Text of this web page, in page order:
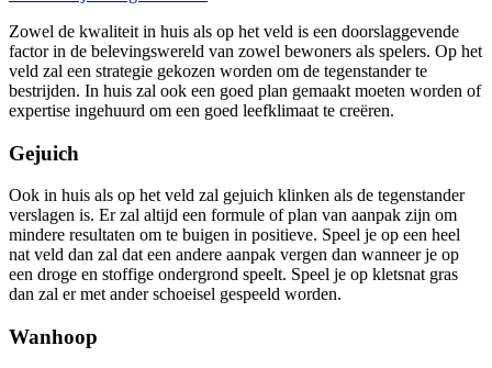
Zowel de kwaliteit in huis als op het veld is een doorslaggevende
factor in de belevingswereld van zowel bewoners als spelers. Op het
veld zal een strategie gekozen worden om de tegenstander te
bestrijden. In huis zal ook een goed plan gemaakt moeten worden of
expertise ingehuurd om een goed leefklimaat te creëren.
Gejuich
Ook in huis als op het veld zal gejuich klinken als de tegenstander
verslagen is. Er zal altijd een formule of plan van aanpak zijn om
mindere resultaten om te buigen in positieve. Speel je op een heel
nat veld dan zal dat een andere aanpak vergen dan wanneer je op
een droge en stoffige ondergrond speelt. Speel je op kletsnat gras
dan zal er met ander schoeisel gespeeld worden.
Wanhoop